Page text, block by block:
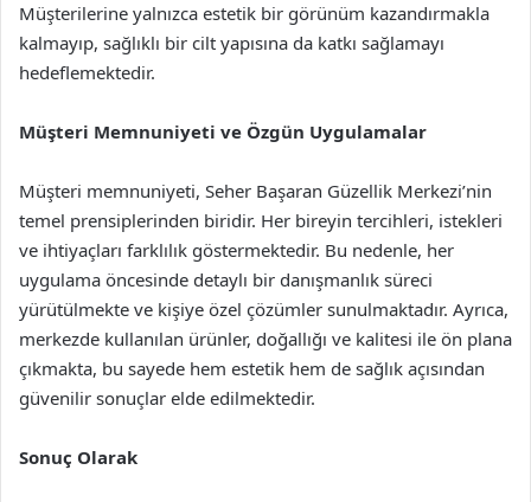
Müşterilerine yalnızca estetik bir görünüm kazandırmakla
kalmayıp, sağlıklı bir cilt yapısına da katkı sağlamayı
hedeflemektedir.
Müşteri Memnuniyeti ve Özgün Uygulamalar
Müşteri memnuniyeti, Seher Başaran Güzellik Merkezi’nin
temel prensiplerinden biridir. Her bireyin tercihleri, istekleri
ve ihtiyaçları farklılık göstermektedir. Bu nedenle, her
uygulama öncesinde detaylı bir danışmanlık süreci
yürütülmekte ve kişiye özel çözümler sunulmaktadır. Ayrıca,
merkezde kullanılan ürünler, doğallığı ve kalitesi ile ön plana
çıkmakta, bu sayede hem estetik hem de sağlık açısından
güvenilir sonuçlar elde edilmektedir.
Sonuç Olarak